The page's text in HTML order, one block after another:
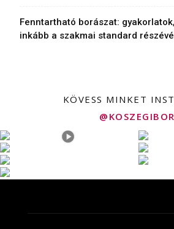
Fenntartható borászat:
inkább a szakmai standard
KÖVESS MINKET
@KOSZEGIBOR